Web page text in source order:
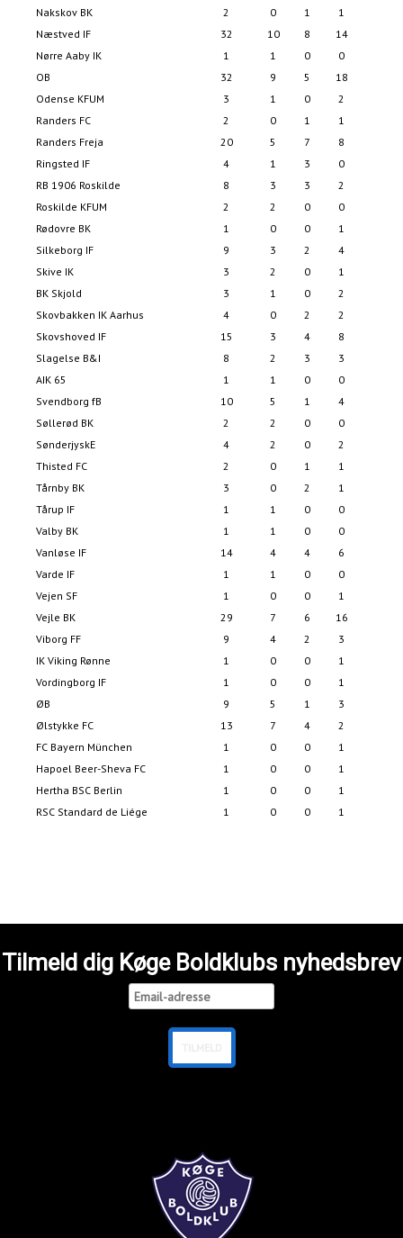
Nakskov BK
2 0 1 1
Næstved IF
32 10 8 14
Nørre Aaby IK
1 1 0 0
OB
32 9 5 18
Odense KFUM
3 1 0 2
Randers FC
2 0 1 1
Randers Freja
20 5 7 8
Ringsted IF
4 1 3 0
RB 1906 Roskilde
8 3 3 2
Roskilde KFUM
2 2 0 0
Rødovre BK
1 0 0 1
Silkeborg IF
9 3 2 4
Skive IK
3 2 0 1
BK Skjold
3 1 0 2
Skovbakken IK Aarhus
4 0 2 2
Skovshoved IF
15 3 4 8
Slagelse B&I
8 2 3 3
AIK 65
1 1 0 0
Svendborg fB
10 5 1 4
Søllerød BK
2 2 0 0
SønderjyskE
4 2 0 2
Thisted FC
2 0 1 1
Tårnby BK
3 0 2 1
Tårup IF
1 1 0 0
Valby BK
1 1 0 0
Vanløse IF
14 4 4 6
Varde IF
1 1 0 0
Vejen SF
1 0 0 1
Vejle BK
29 7 6 16
Viborg FF
9 4 2 3
IK Viking Rønne
1 0 0 1
Vordingborg IF
1 0 0 1
ØB
9 5 1 3
Ølstykke FC
13 7 4 2
FC Bayern München
1 0 0 1
Hapoel Beer-Sheva FC
1 0 0 1
Hertha BSC Berlin
1 0 0 1
RSC Standard de Liége
1 0 0 1
Tilmeld dig Køge Boldklubs nyhedsbrev